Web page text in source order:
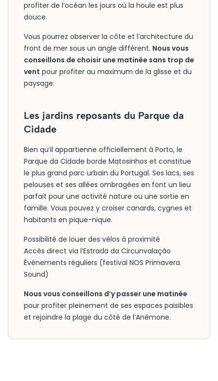
profiter de l’océan les jours où la houle est plus
douce.
Vous pourrez observer la côte et l’architecture du
front de mer sous un angle différent. Nous vous
conseillons de choisir une matinée sans trop de
vent pour profiter au maximum de la glisse et du
paysage.
Les jardins reposants du Parque da
Cidade
Bien qu’il appartienne officiellement à Porto, le
Parque da Cidade borde Matosinhos et constitue
le plus grand parc urbain du Portugal. Ses lacs, ses
pelouses et ses allées ombragées en font un lieu
parfait pour une activité nature ou une sortie en
famille. Vous pouvez y croiser canards, cygnes et
habitants en pique-nique.
Possibilité de louer des vélos à proximité
Accès direct via l’Estrada da Circunvalação
Événements réguliers (festival NOS Primavera
Sound)
Nous vous conseillons d’y passer une matinée
pour profiter pleinement de ses espaces paisibles
et rejoindre la plage du côté de l’Anémone.